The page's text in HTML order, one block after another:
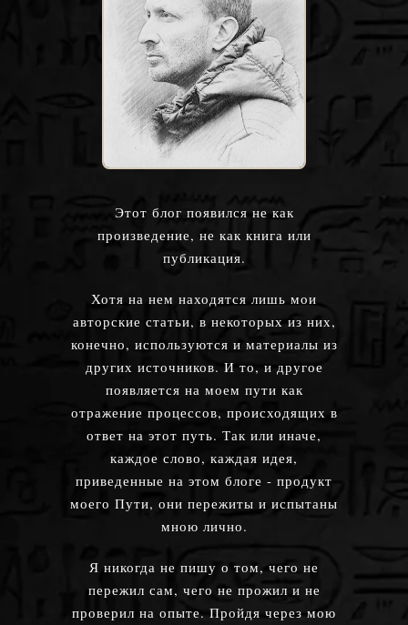
Этот блог появился не как
произведение, не как книга или
публикация.
Хотя на нем находятся лишь мои
авторские статьи, в некоторых из них,
конечно, используются и материалы из
других источников. И то, и другое
появляется на моем пути как
отражение процессов, происходящих в
ответ на этот путь. Так или иначе,
каждое слово, каждая идея,
приведенные на этом блоге - продукт
моего Пути, они пережиты и испытаны
мною лично.
Я никогда не пишу о том, чего не
пережил сам, чего не прожил и не
проверил на опыте. Пройдя через мою